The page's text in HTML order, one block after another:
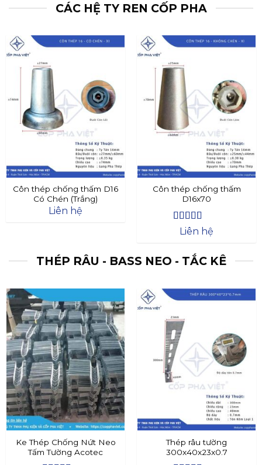
CÁC HỆ TY REN CỐP PHA
Côn thép chống thấm D16
Có Chén (Trắng)
Liên hệ
Côn thép chống thấm
D16x70
Được xếp
5
Liên hệ
THÉP RÂU - BASS NEO - TẮC KÊ
Ke Thép Chống Nứt Neo
Tấm Tường Acotec
Thép râu tường
300x40x23x0.7